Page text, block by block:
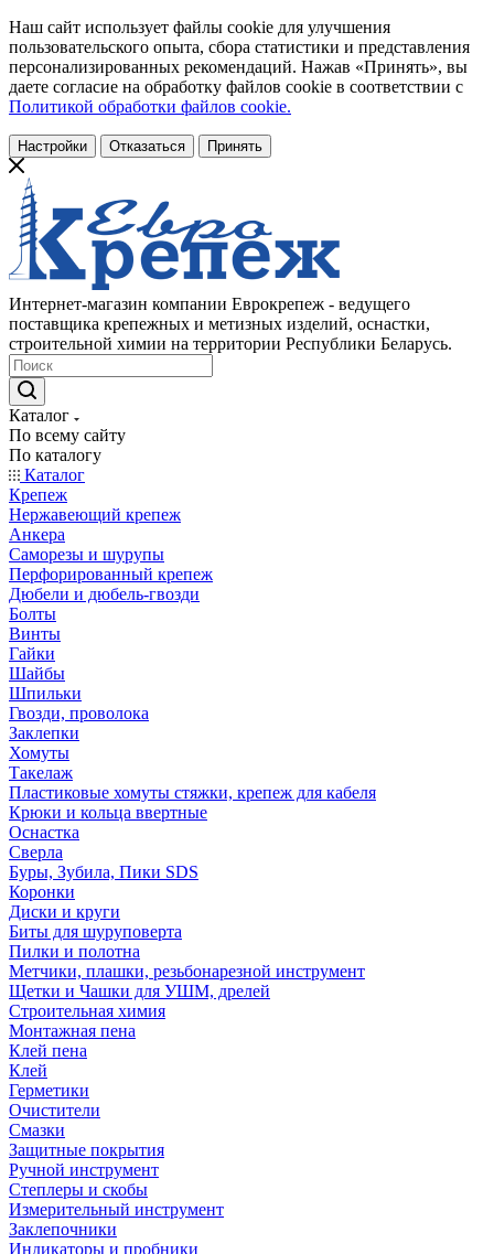
Наш сайт использует файлы cookie для улучшения
пользовательского опыта, сбора статистики и представления
персонализированных рекомендаций. Нажав «Принять», вы
даете согласие на обработку файлов cookie в соответствии с
Политикой обработки файлов cookie.
Настройки Отказаться Принять
Интернет-магазин компании Еврокрепеж - ведущего
поставщика крепежных и метизных изделий, оснастки,
строительной химии на территории Республики Беларусь.
Каталог
По всему сайту
По каталогу
Каталог
Крепеж
Нержавеющий крепеж
Анкера
Саморезы и шурупы
Перфорированный крепеж
Дюбели и дюбель-гвозди
Болты
Винты
Гайки
Шайбы
Шпильки
Гвозди, проволока
Заклепки
Хомуты
Такелаж
Пластиковые хомуты стяжки, крепеж для кабеля
Крюки и кольца ввертные
Оснастка
Сверла
Буры, Зубила, Пики SDS
Коронки
Диски и круги
Биты для шуруповерта
Пилки и полотна
Метчики, плашки, резьбонарезной инструмент
Щетки и Чашки для УШМ, дрелей
Строительная химия
Монтажная пена
Клей пена
Клей
Герметики
Очистители
Смазки
Защитные покрытия
Ручной инструмент
Степлеры и скобы
Измерительный инструмент
Заклепочники
Индикаторы и пробники